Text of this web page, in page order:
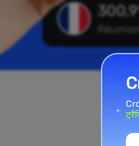
Réunion